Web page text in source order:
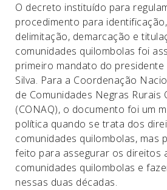
O decreto instituído para
procedimento para
delimitação, demarcação e
comunidades quilombolas foi
primeiro mandato do
Silva. Para a Coordenação
de Comunidades Negras Rurais
(CONAQ), o documento foi um
política quando se trata dos
comunidades quilombolas, mas
feito para assegurar os direitos
comunidades quilombolas e
nessas duas décadas.